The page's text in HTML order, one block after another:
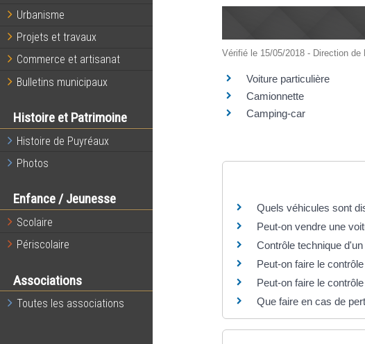
Urbanisme
Projets et travaux
Commerce et artisanat
Bulletins municipaux
Histoire et Patrimoine
Histoire de Puyréaux
Photos
Enfance / Jeunesse
Scolaire
Périscolaire
Associations
Toutes les associations
Vérifié le 15/05/2018 - Direction
Voiture particulière
Camionnette
Camping-car
Quels véhicules sont
Peut-on vendre une
Contrôle technique
Peut-on faire le
Peut-on faire le
Que faire en cas de